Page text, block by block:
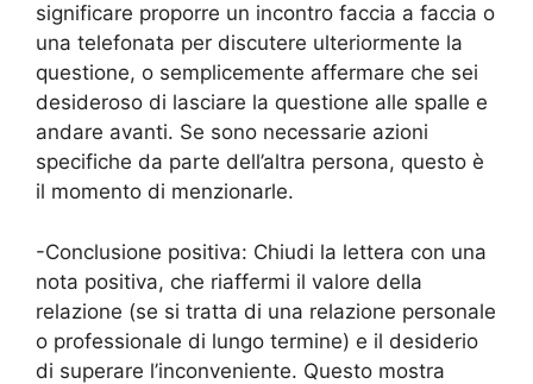
significare proporre un incontro faccia a faccia o
una telefonata per discutere ulteriormente la
questione, o semplicemente affermare che sei
desideroso di lasciare la questione alle spalle e
andare avanti. Se sono necessarie azioni
specifiche da parte dell’altra persona, questo è
il momento di menzionarle.
-Conclusione positiva: Chiudi la lettera con una
nota positiva, che riaffermi il valore della
relazione (se si tratta di una relazione personale
o professionale di lungo termine) e il desiderio
di superare l’inconveniente. Questo mostra